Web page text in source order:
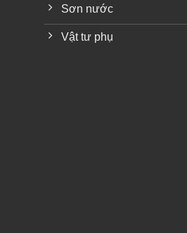
Sơn nước
Vật tư phụ